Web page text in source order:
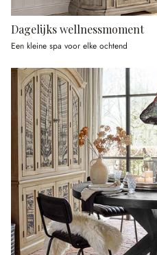
Dagelijks wellnessmoment
Een kleine spa voor elke ochtend